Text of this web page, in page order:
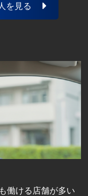
を見る
働ける店舗が多い